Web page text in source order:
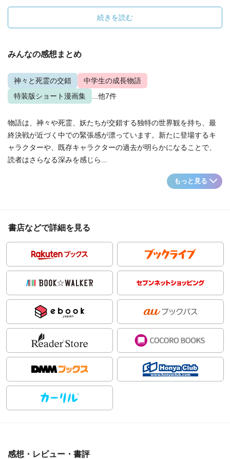
続きを読む
みんなの感想まとめ
神々と死霊の交錯
中学生の成長物語
特装版ショート漫画集
...他7件
物語は、神々や死霊、妖たちが交錯する独特の世界観を持ち、最
終決戦が近づく中での緊張感が漂っています。新たに登場するキ
ャラクターや、既存キャラクターの過去が明らかになることで、
読者はさらなる深みを感じら...
もっと見る
書店などで詳細を見る
感想・レビュー・書評